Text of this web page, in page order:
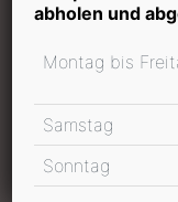
Mietdauer
In den
inkl. 19 % MwSt.
abholen und
Montag bis
Samstag
Sonntag